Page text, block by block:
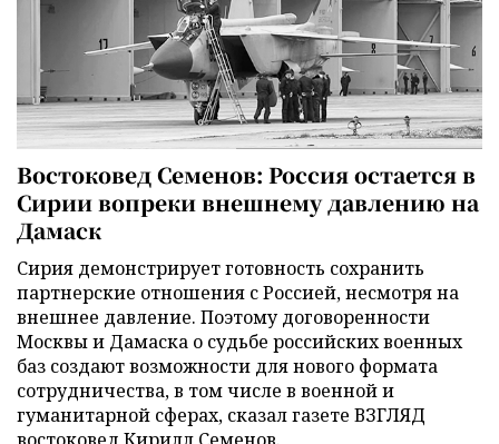
Востоковед Семенов: Россия остается в
Сирии вопреки внешнему давлению на
Дамаск
Сирия демонстрирует готовность сохранить
партнерские отношения с Россией, несмотря на
внешнее давление. Поэтому договоренности
Москвы и Дамаска о судьбе российских военных
баз создают возможности для нового формата
сотрудничества, в том числе в военной и
гуманитарной сферах, сказал газете ВЗГЛЯД